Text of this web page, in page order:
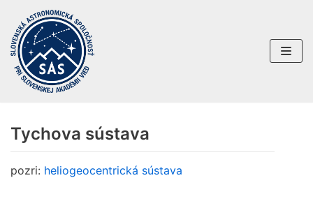
Preskočiť
na
obsah
Tychova sústava
pozri: heliogeocentrická sústava